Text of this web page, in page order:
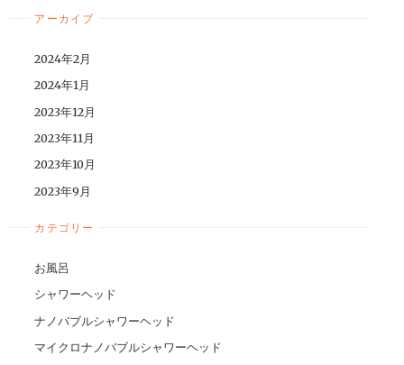
アーカイブ
2024年2月
2024年1月
2023年12月
2023年11月
2023年10月
2023年9月
カテゴリー
お風呂
シャワーヘッド
ナノバブルシャワーヘッド
マイクロナノバブルシャワーヘッド